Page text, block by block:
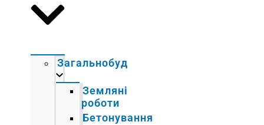
Загальнобуд
Земляні
роботи
Бетонування